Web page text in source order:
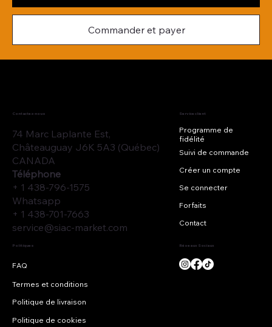
Commander et payer
74 Marc Laplante Est,
Châteauguay J6K 5A3 (Québec)
CANADA
Téléphone
+ 1 438-796-1575
Whatsapp
+ 1 438-701-7663
service@siac-market.com
Contactez-nous Service client
Programme de
fidélité
Suivi de commande
Créer un compte
Se connecter
Forfaits
Contact
Politiques
Termes et conditions
Politique de livraison
Politique de cookies
Réseaux Sociaux